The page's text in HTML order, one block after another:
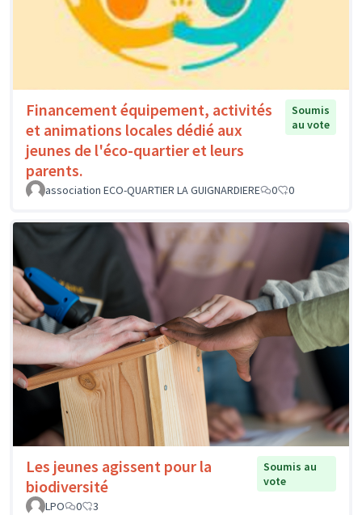
Financement équipement, activités
et animations locales dédié aux
jeunes de l'éco-quartier et leurs
parents.
Soumis
au vote
association ECO-QUARTIER LA GUIGNARDIERE 0 0
Les jeunes agissent pour la
biodiversité
Soumis au
vote
LPO
0 3